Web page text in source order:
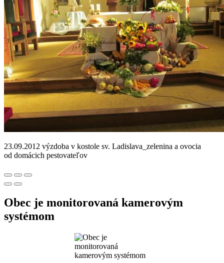
23.09.2012 výzdoba v kostole sv. Ladislava_zelenina a ovocia
od domácich pestovateľov
Obec je monitorovaná kamerovým
systémom